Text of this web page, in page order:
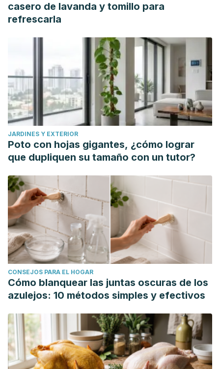
casero de lavanda y tomillo para
refrescarla
JARDINES Y EXTERIOR
Poto con hojas gigantes, ¿cómo lograr
que dupliquen su tamaño con un tutor?
CONSEJOS PARA EL HOGAR
Cómo blanquear las juntas oscuras de los
azulejos: 10 métodos simples y efectivos